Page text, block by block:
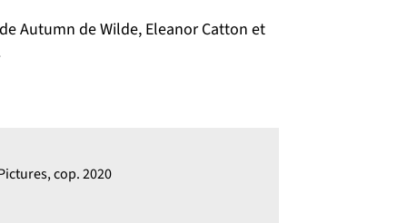
Autumn de Wilde, Eleanor Catton et
cop. 2020